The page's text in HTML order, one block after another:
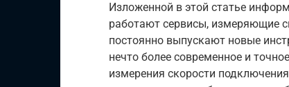
Изложенной в этой статье
работают сервисы, измеряющие
постоянно выпускают новые
нечто более современное и
измерения скорости